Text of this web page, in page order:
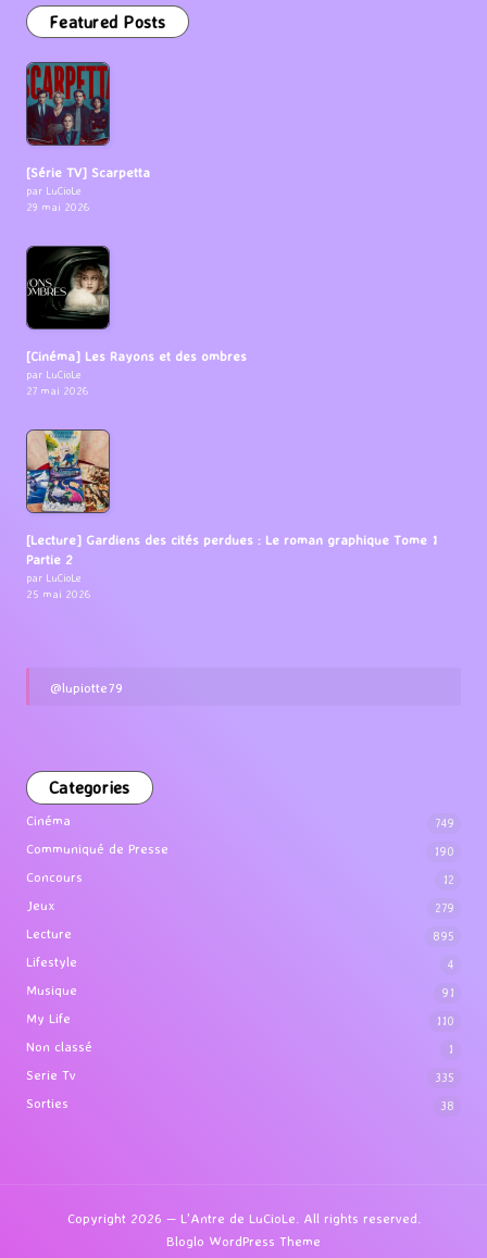
Featured Posts
[Série TV] Scarpetta
par LuCioLe
29 mai 2026
[Cinéma] Les Rayons et des ombres
par LuCioLe
27 mai 2026
[Lecture] Gardiens des cités perdues : Le roman graphique Tome 1
Partie 2
par LuCioLe
25 mai 2026
@lupiotte79
Categories
Cinéma 749
Communiqué de Presse 190
Concours 12
Jeux 279
Lecture 895
Lifestyle 4
Musique 91
My Life 110
Non classé 1
Serie Tv 335
Sorties 38
Copyright 2026 — L'Antre de LuCioLe. All rights reserved.
Bloglo WordPress Theme